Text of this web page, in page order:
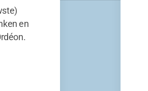
en